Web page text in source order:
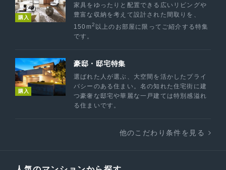
購入
家具をゆったりと配置できる広いリビングや
豊富な収納を考えて設計された間取りを、
150m2 以上のお部屋に限ってご紹介する特集
です。
購入
豪邸・邸宅特集
選ばれた人が選ぶ、大空間を活かしたプライ
バシーのある住まい。名の知れた住宅街に建
つ豪奢な邸宅や華麗な一戸建ては特別感溢れ
る住まいです。
他のこだわり条件を見る